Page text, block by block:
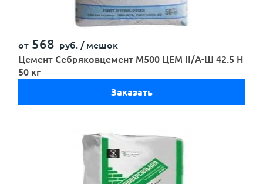
от 568 руб. / мешок
Цемент Себряковцемент М500 ЦЕМ II/А-Ш 42.5 Н
50 кг
Заказать